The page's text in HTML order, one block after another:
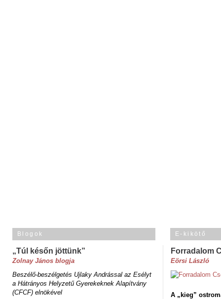
Blogok
„Túl későn jöttünk”
Zolnay János blogja
Beszélő-beszélgetés Ujlaky Andrással az Esélyt
a Hátrányos Helyzetű Gyerekeknek Alapítvány
(CFCF) elnökével
E-kikötő
Forradalom
Eörsi László
A „kieg”